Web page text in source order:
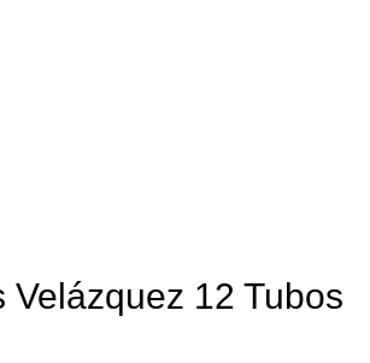
Velázquez 12 Tubos